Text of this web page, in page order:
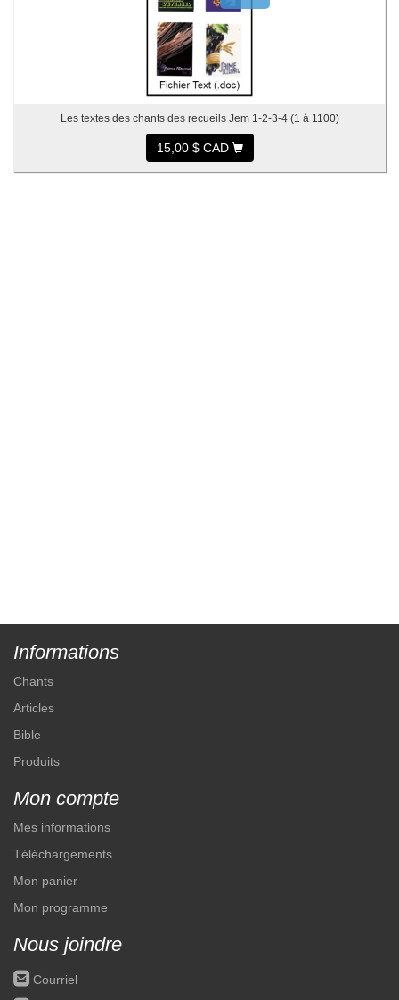
Les textes des chants des recueils Jem 1-2-3-4 (1 à 1100)
15,00 $ CAD
Informations
Chants
Articles
Bible
Produits
Mon compte
Mes informations
Téléchargements
Mon panier
Mon programme
Nous joindre
roundedemail Courriel